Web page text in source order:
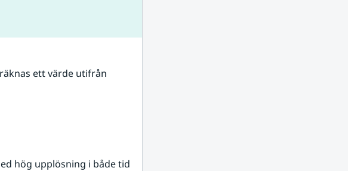
ett värde utifrån
hög upplösning i både tid